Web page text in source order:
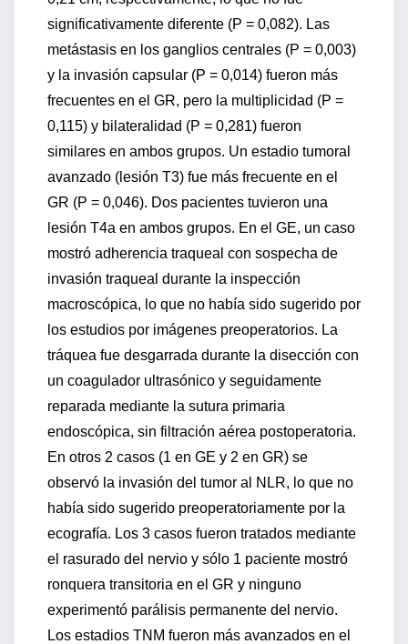
significativamente diferente (P = 0,082). Las
metástasis en los ganglios centrales (P = 0,003)
y la invasión capsular (P = 0,014) fueron más
frecuentes en el GR, pero la multiplicidad (P =
0,115) y bilateralidad (P = 0,281) fueron
similares en ambos grupos. Un estadio tumoral
avanzado (lesión T3) fue más frecuente en el
GR (P = 0,046). Dos pacientes tuvieron una
lesión T4a en ambos grupos. En el GE, un caso
mostró adherencia traqueal con sospecha de
invasión traqueal durante la inspección
macroscópica, lo que no había sido sugerido por
los estudios por imágenes preoperatorios. La
tráquea fue desgarrada durante la disección con
un coagulador ultrasónico y seguidamente
reparada mediante la sutura primaria
endoscópica, sin filtración aérea postoperatoria.
En otros 2 casos (1 en GE y 2 en GR) se
observó la invasión del tumor al NLR, lo que no
había sido sugerido preoperatoriamente por la
ecografía. Los 3 casos fueron tratados mediante
el rasurado del nervio y sólo 1 paciente mostró
ronquera transitoria en el GR y ninguno
experimentó parálisis permanente del nervio.
Los estadios TNM fueron más avanzados en el